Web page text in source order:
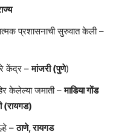
प्रशासनाची सुरुवात केली –
केंद्र –मांजरी (पुणे)
केलेल्या जमाती –माडिया गोंड
(रायगड)
–ठाणे, रायगड